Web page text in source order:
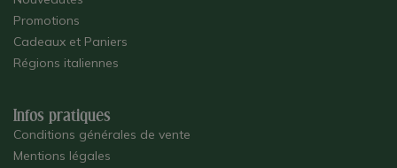
Promotions
Cadeaux et Paniers
Régions italiennes
Infos pratiques
Conditions générales de vente
Mentions légales